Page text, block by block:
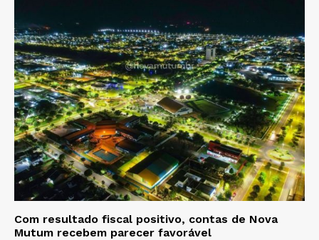
Com resultado fiscal positivo, contas de Nova
Mutum recebem parecer favorável